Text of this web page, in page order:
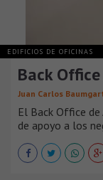
EDIFICIOS DE OFICINAS
Back
Juan Carlos
El Back Office
de apoyo a los